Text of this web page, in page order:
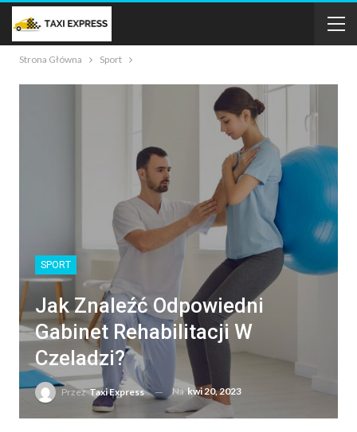
Strona Główna Sport
SPORT
Jak Znaleźć Odpowiedni
Gabinet Rehabilitacji W
Czeladzi?
PrzezTaxi Express Nakwi 20, 2023